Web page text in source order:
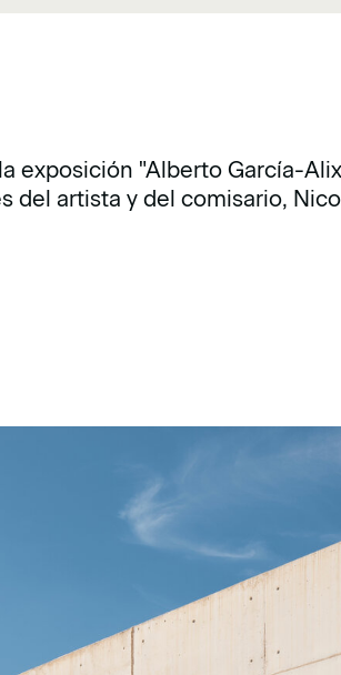
exposición "Alberto García-
del artista y del comisario,